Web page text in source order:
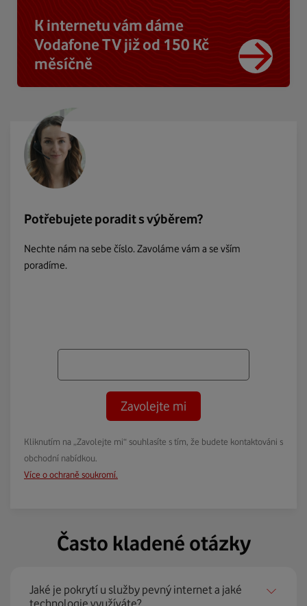
K internetu vám dáme
Vodafone TV již od 150 Kč
měsíčně
Potřebujete poradit s výběrem?
Nechte nám na sebe číslo. Zavoláme vám a se vším
poradíme.
Zavolejte mi
Kliknutím na „Zavolejte mi“ souhlasíte s tím, že budete kontaktováni s
obchodní nabídkou.
Více o ochraně soukromí.
Často kladené otázky
Jaké je pokrytí u služby pevný internet a jaké
technologie využíváte?